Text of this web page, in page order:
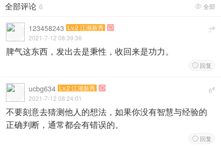
 全部
全部评论 6
7#
123458243 Lv.2 江湖新秀 
2021-7-12 08:39:36
脾气这东西，发出去是秉性，收回来是功力。
 回复
6#
ucbg634 Lv.2 江湖新秀 
2021-7-12 08:24:01
不要刻意去猜测他人的想法，如果你没有智慧与经验的
正确判断，通常都会有错误的。
 回复